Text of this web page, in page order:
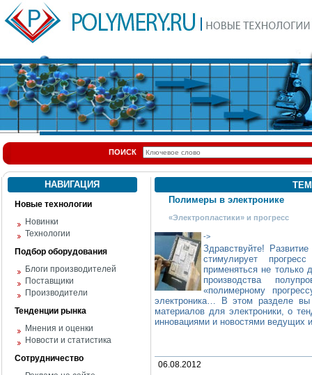
ПОИСК
НАВИГАЦИЯ
Новые технологии
Новинки
Технологии
Подбор оборудования
Блоги производителей
Поставщики
Производители
Тенденции рынка
Мнения и оценки
Новости и статистика
Сотрудничество
Полимеры в электронике
«Электропластики» и прогресс
->
Здравствуйте!
стимулирует
применяться не только
производства
«полимерному
электроника… В этом разделе вы
материалов для электроники, о
инновациями и новостями ведущих
06.08.2012